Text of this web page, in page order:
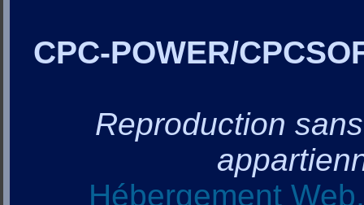
CPC-POWER/
Reproduction
Hébergement